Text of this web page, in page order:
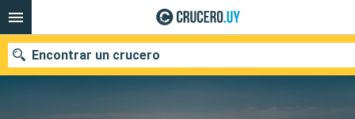
Encontrar un crucero